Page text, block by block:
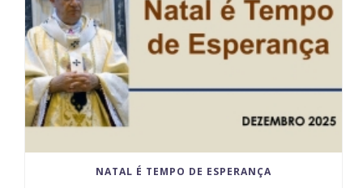
NATAL É TEMPO DE ESPERANÇA